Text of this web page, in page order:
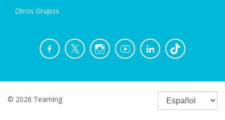
Otros Grupos
© 2026 Teaming